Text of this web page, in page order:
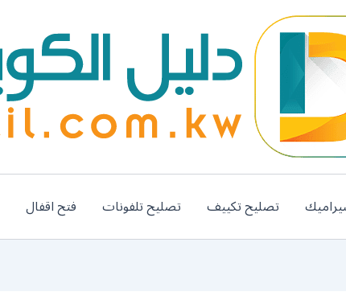
تصليح تكييف تصليح تلفونات فتح اقفال